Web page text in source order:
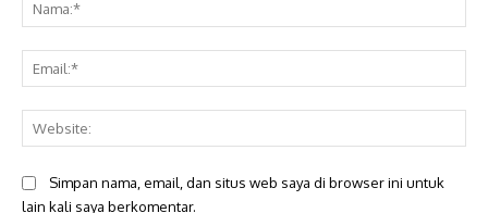
Simpan nama, email, dan situs web saya di browser ini untuk
lain kali saya berkomentar.